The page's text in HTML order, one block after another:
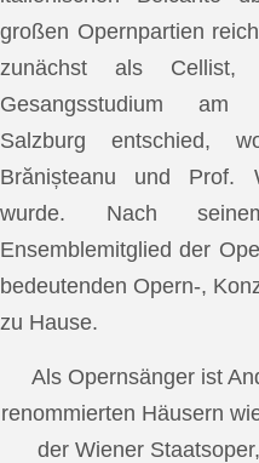
großen Opernpartien
zunächst als
Gesangsstudium am
Salzburg entschied,
Brănișteanu und Prof.
wurde. Nach
Ensemblemitglied der
bedeutenden Opern-,
zu Hause.
Als Opernsänger ist
renommierten Häusern
der Wiener